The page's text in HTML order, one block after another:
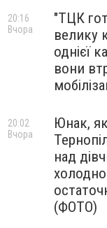
"ТЦК
велику
однієї
вони
20:16
Вчора
Юнак,
над
(ФОТО)
20:02
Вчора